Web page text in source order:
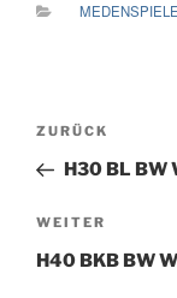
MEDENSPIELE
Vorheriger
Beitrag
ZURÜCK
H30 BL BW
Nächster
Beitrag
WEITER
H40 BKB BW